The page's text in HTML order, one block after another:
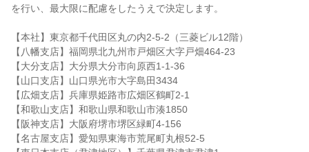
を行い、最大限に配慮をしたうえで決定します。
【本社】東京都千代田区丸の内2-5-2（三菱ビル12階）
【八幡支店】福岡県北九州市戸畑区大字戸畑464-23
【大分支店】大分県大分市向原西1-1-36
【山口支店】山口県光市大字島田3434
【広畑支店】兵庫県姫路市広畑区鶴町2-1
【和歌山支店】和歌山県和歌山市湊1850
【阪神支店】大阪府堺市堺区緑町4-156
【名古屋支店】愛知県東海市荒尾町丸根52-5